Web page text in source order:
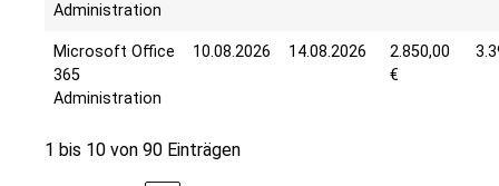
Administration
Microsoft Office
365
Administration
10.08.2026 14.08.2026
2.850,00
€
1 bis 10 von 90 Einträgen